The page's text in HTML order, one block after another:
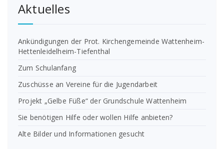
Aktuelles
Ankündigungen der Prot. Kirchengemeinde Wattenheim-
Hettenleidelheim-Tiefenthal
Zum Schulanfang
Zuschüsse an Vereine für die Jugendarbeit
Projekt „Gelbe Füße“ der Grundschule Wattenheim
Sie benötigen Hilfe oder wollen Hilfe anbieten?
Alte Bilder und Informationen gesucht